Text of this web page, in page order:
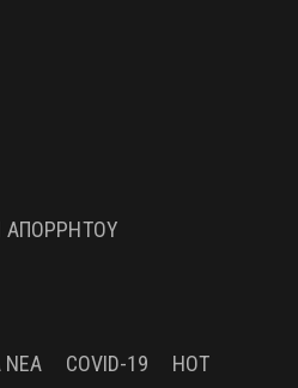
ΑΠΟΡΡΗΤΟΥ
ΝΈΑ COVID-19
HOT